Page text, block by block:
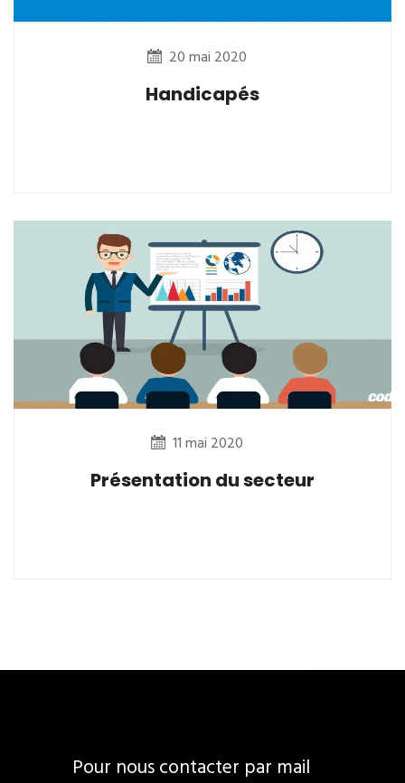
20 mai 2020
Handicapés
11 mai 2020
Présentation du secteur
Pour nous contacter par mail